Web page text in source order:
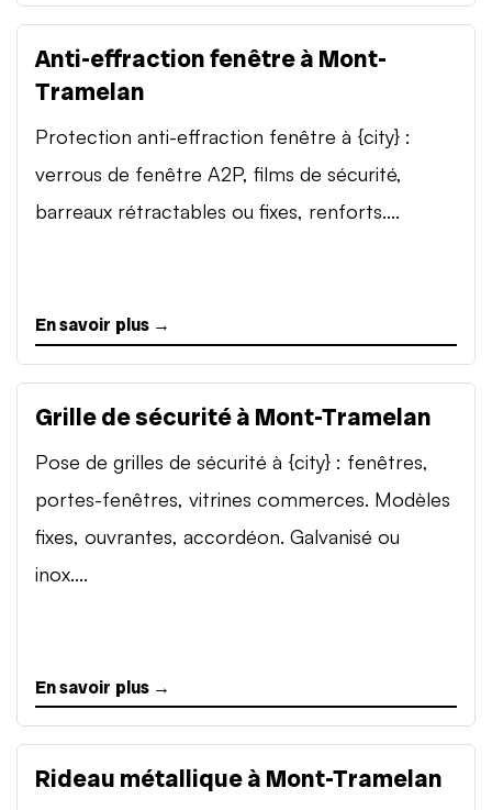
Anti-effraction fenêtre à Mont-
Tramelan
Protection anti-effraction fenêtre à {city} :
verrous de fenêtre A2P, films de sécurité,
barreaux rétractables ou fixes, renforts....
En savoir plus →
Grille de sécurité à Mont-Tramelan
Pose de grilles de sécurité à {city} : fenêtres,
portes-fenêtres, vitrines commerces. Modèles
fixes, ouvrantes, accordéon. Galvanisé ou
inox....
En savoir plus →
Rideau métallique à Mont-Tramelan